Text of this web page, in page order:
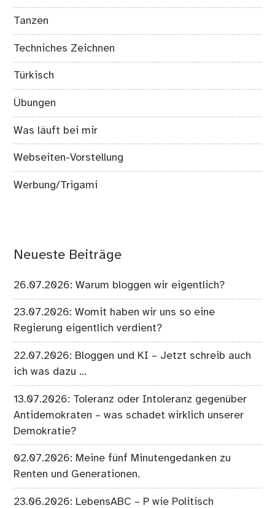
Tanzen
Techniches Zeichnen
Türkisch
Übungen
Was läuft bei mir
Webseiten-Vorstellung
Werbung/Trigami
Neueste Beiträge
26.07.2026: Warum bloggen wir eigentlich?
23.07.2026: Womit haben wir uns so eine
Regierung eigentlich verdient?
22.07.2026: Bloggen und KI – Jetzt schreib auch
ich was dazu …
13.07.2026: Toleranz oder Intoleranz gegenüber
Antidemokraten – was schadet wirklich unserer
Demokratie?
02.07.2026: Meine fünf Minutengedanken zu
Renten und Generationen.
23.06.2026: LebensABC – P wie Politisch